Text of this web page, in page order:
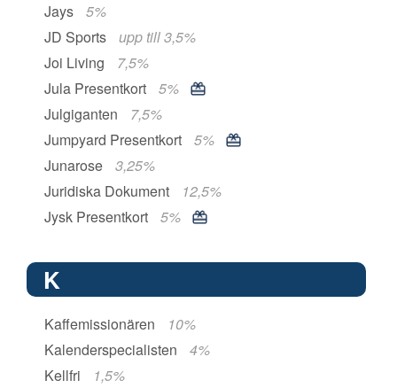
Jays
5%
JD Sports
upp till 3,5%
Joi Living
7,5%
Jula Presentkort
5%
Julgiganten
7,5%
Jumpyard Presentkort
5%
Junarose
3,25%
Juridiska Dokument
12,5%
Jysk Presentkort
5%
K
Kaffemissionären
10%
Kalenderspecialisten
4%
Kellfri
1,5%